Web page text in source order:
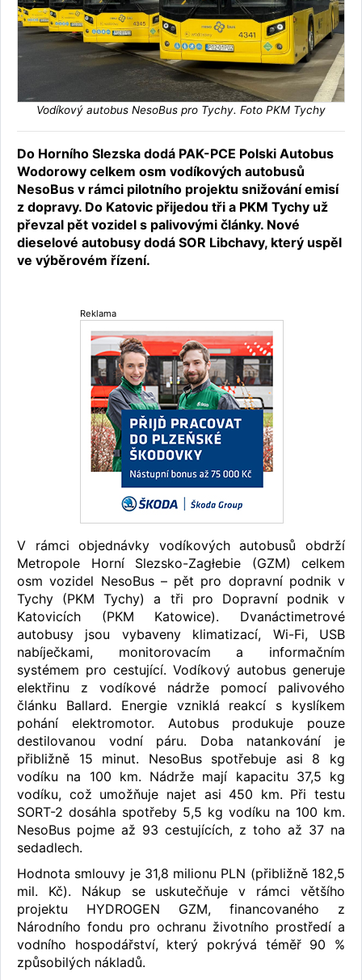
Vodíkový autobus NesoBus pro Tychy. Foto PKM Tychy
Do Horního Slezska dodá PAK-PCE Polski Autobus
Wodorowy celkem osm vodíkových autobusů
NesoBus v rámci pilotního projektu snižování emisí
z dopravy. Do Katovic přijedou tři a PKM Tychy už
převzal pět vozidel s palivovými články. Nové
dieselové autobusy dodá SOR Libchavy, který uspěl
ve výběrovém řízení.
Reklama
V rámci objednávky vodíkových autobusů obdrží
Metropole Horní Slezsko-Zagłebie (GZM) celkem
osm vozidel NesoBus – pět pro dopravní podnik v
Tychy (PKM Tychy) a tři pro Dopravní podnik v
Katovicích (PKM Katowice). Dvanáctimetrové
autobusy jsou vybaveny klimatizací, Wi-Fi, USB
nabíječkami, monitorovacím a informačním
systémem pro cestující. Vodíkový autobus generuje
elektřinu z vodíkové nádrže pomocí palivového
článku Ballard. Energie vzniklá reakcí s kyslíkem
pohání elektromotor. Autobus produkuje pouze
destilovanou vodní páru. Doba natankování je
přibližně 15 minut. NesoBus spotřebuje asi 8 kg
vodíku na 100 km. Nádrže mají kapacitu 37,5 kg
vodíku, což umožňuje najet asi 450 km. Při testu
SORT-2 dosáhla spotřeby 5,5 kg vodíku na 100 km.
NesoBus pojme až 93 cestujících, z toho až 37 na
sedadlech.
Hodnota smlouvy je 31,8 milionu PLN (přibližně 182,5
mil. Kč). Nákup se uskutečňuje v rámci většího
projektu HYDROGEN GZM, financovaného z
Národního fondu pro ochranu životního prostředí a
vodního hospodářství, který pokrývá téměř 90 %
způsobilých nákladů.